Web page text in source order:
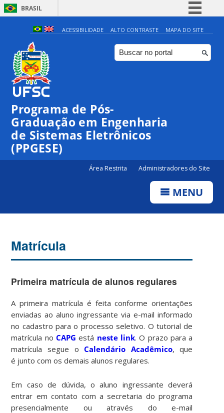
BRASIL
Simplifique!
Comunica BR
Participe
ACESSIBILIDADE ALTO CONTRASTE MAPA DO SITE
Programa de Pós-
Graduação em Engenharia
de Sistemas Eletrônicos
(PPGESE)
Área Restrita Administradores do Site
MENU
Matrícula
Primeira matrícula de alunos regulares
A primeira matrícula é feita conforme orientações
enviadas ao aluno ingressante via e-mail informado
no cadastro para o processo seletivo. O tutorial de
matrícula noCAPG está neste link. O prazo para a
matrícula segue oCalendário Acadêmico, que
é junto com os demais alunos regulares.
Em caso de dúvida, o aluno ingressante deverá
entrar em contato com a secretaria do programa
presencialmente ou através do e-mail